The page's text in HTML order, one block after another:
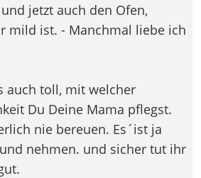
jetzt auch den Ofen,
mild ist. - Manchmal liebe ich
auch toll, mit welcher
Du Deine Mama pflegst.
nie bereuen. Es´ist ja
nehmen. und sicher tut ihr